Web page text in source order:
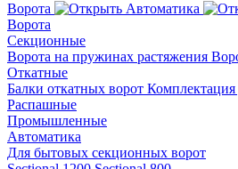
Ворота Автоматика
Ворота
Секционные
Ворота на пружинах растяжения
Откатные
Балки откатных ворот
Распашные
Промышленные
Автоматика
Для бытовых секционных ворот